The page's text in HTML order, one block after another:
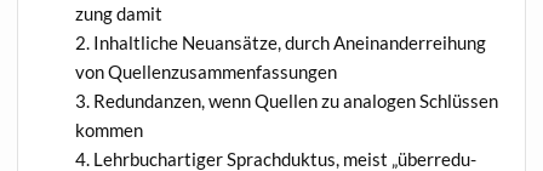
zung damit
Inhalt­li­che Neu­an­sät­ze, durch Anein­an­der­rei­hung
von Quellenzusammenfassungen
Red­un­dan­zen, wenn Quel­len zu ana­lo­gen Schlüs­sen
kommen
Lehr­buch­ar­ti­ger Sprach­duk­tus, meist „über­re­du­